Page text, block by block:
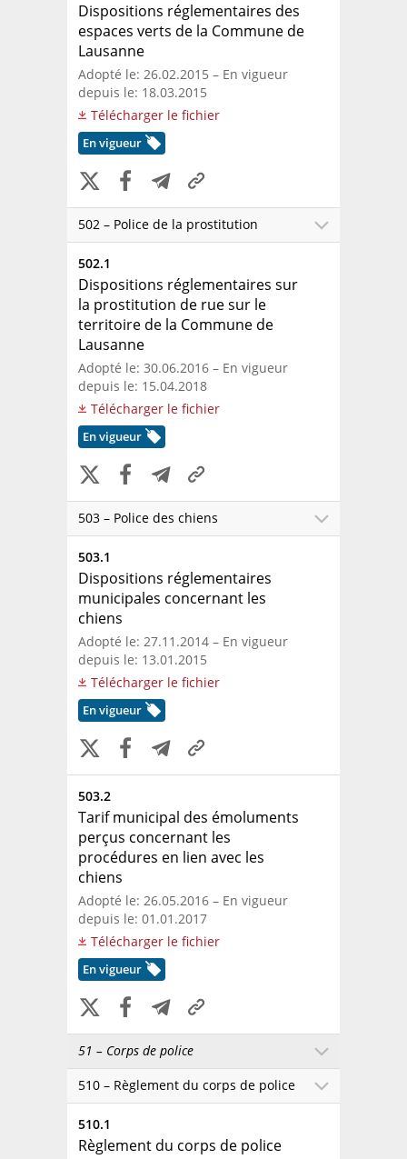
Dispositions réglementaires des
espaces verts de la Commune de
Lausanne
Adopté le: 26.02.2015 – En vigueur
depuis le: 18.03.2015
Télécharger le fichier
En vigueur
502 – Police de la prostitution
502.1
Dispositions réglementaires sur
la prostitution de rue sur le
territoire de la Commune de
Lausanne
Adopté le: 30.06.2016 – En vigueur
depuis le: 15.04.2018
Télécharger le fichier
En vigueur
503 – Police des chiens
503.1
Dispositions réglementaires
municipales concernant les
chiens
Adopté le: 27.11.2014 – En vigueur
depuis le: 13.01.2015
Télécharger le fichier
En vigueur
503.2
Tarif municipal des émoluments
perçus concernant les
procédures en lien avec les
chiens
Adopté le: 26.05.2016 – En vigueur
depuis le: 01.01.2017
Télécharger le fichier
En vigueur
51 – Corps de police
510 – Règlement du corps de police
510.1
Règlement du corps de police